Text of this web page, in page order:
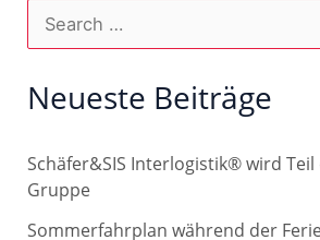
u
c
e
n
n
Neueste Beiträge
Schäfer&SIS Interlogistik® wird Teil
Gruppe
Sommerfahrplan während der